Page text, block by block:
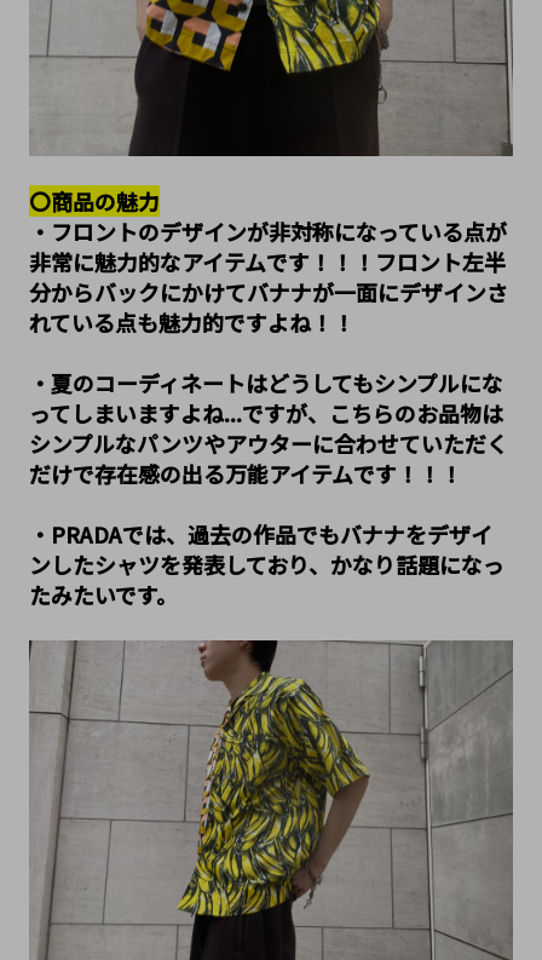
〇商品の魅力
・フロントのデザインが非対称になっている点が
非常に魅力的なアイテムです！！！フロント左半
分からバックにかけてバナナが一面にデザインさ
れている点も魅力的ですよね！！
・夏のコーディネートはどうしてもシンプルにな
ってしまいますよね...ですが、こちらのお品物は
シンプルなパンツやアウターに合わせていただく
だけで存在感の出る万能アイテムです！！！
・PRADAでは、過去の作品でもバナナをデザイ
ンしたシャツを発表しており、かなり話題になっ
たみたいです。